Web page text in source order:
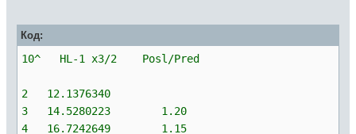
Код:
10^ HL-1 x3/2 Posl/Pred
2 12.1376340
3 14.5280223 1.20
4 16.7242649 1.15